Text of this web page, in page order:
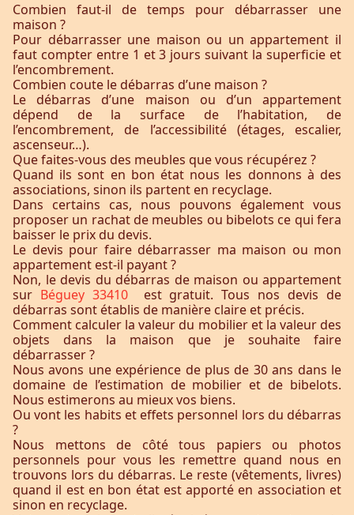
Combien faut-il de temps pour débarrasser une
maison ?
Pour débarrasser une maison ou un appartement il
faut compter entre 1 et 3 jours suivant la superficie et
l’encombrement.
Combien coute le débarras d’une maison ?
Le débarras d’une maison ou d’un appartement
dépend de la surface de l’habitation, de
l’encombrement, de l’accessibilité (étages, escalier,
ascenseur…).
Que faites-vous des meubles que vous récupérez ?
Quand ils sont en bon état nous les donnons à des
associations, sinon ils partent en recyclage.
Dans certains cas, nous pouvons également vous
proposer un rachat de meubles ou bibelots ce qui fera
baisser le prix du devis.
Le devis pour faire débarrasser ma maison ou mon
appartement est-il payant ?
Non, le devis du débarras de maison ou appartement
sur Béguey 33410 est gratuit. Tous nos devis de
débarras sont établis de manière claire et précis.
Comment calculer la valeur du mobilier et la valeur des
objets dans la maison que je souhaite faire
débarrasser ?
Nous avons une expérience de plus de 30 ans dans le
domaine de l’estimation de mobilier et de bibelots.
Nous estimerons au mieux vos biens.
Ou vont les habits et effets personnel lors du débarras
?
Nous mettons de côté tous papiers ou photos
personnels pour vous les remettre quand nous en
trouvons lors du débarras. Le reste (vêtements, livres)
quand il est en bon état est apporté en association et
sinon en recyclage.